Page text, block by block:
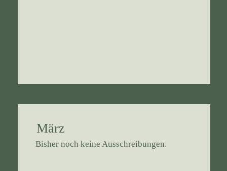
März
Bisher noch keine Ausschreibungen.